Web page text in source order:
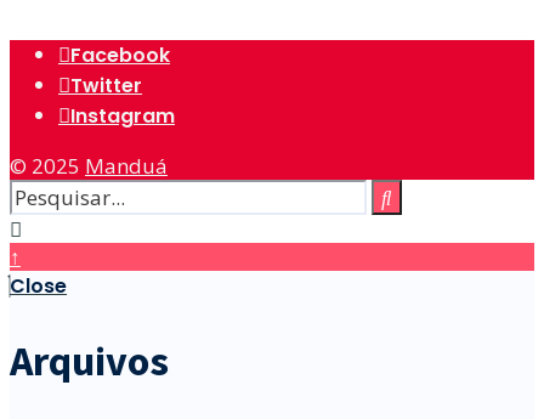
Facebook
Twitter
Instagram
© 2025 Manduá
↑
Close
Arquivos